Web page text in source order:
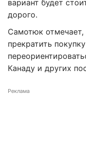
вариант будет
дорого.
Самотюк
прекратить
Канаду и других
Реклама